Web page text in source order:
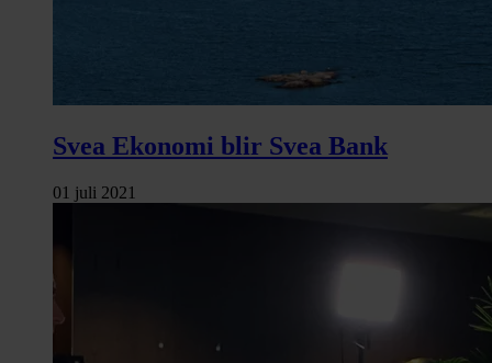
Svea Ekonomi blir Svea Bank
01 juli 2021